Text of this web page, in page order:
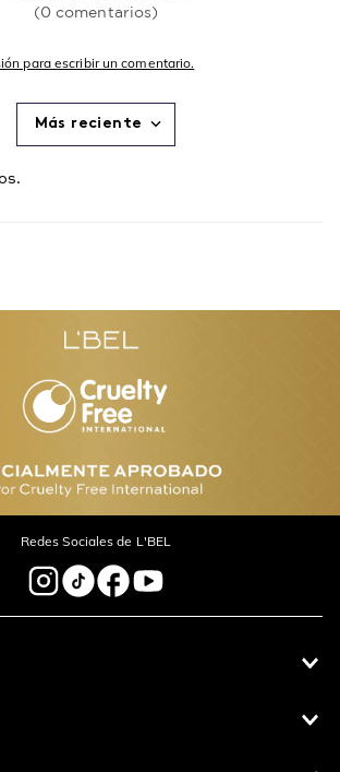
(0 comentarios)
para escribir un comentario.
Más reciente
Redes Sociales de L'BEL